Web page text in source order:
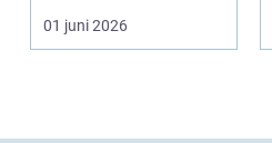
stort, prise...
01 juni 2026